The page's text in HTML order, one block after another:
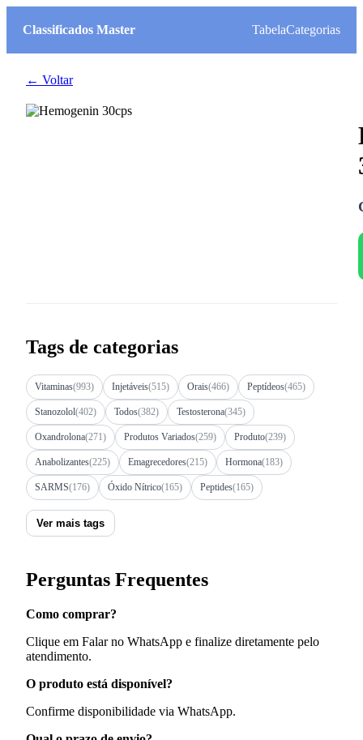
Classificados Master TabelaCategorias
← Voltar
Tags de categorias
Vitaminas(993) Injetáveis(515) Orais(466) Peptídeos(465)
Stanozolol(402) Todos(382) Testosterona(345)
Oxandrolona(271) Produtos Variados(259) Produto(239)
Anabolizantes(225) Emagrecedores(215) Hormona(183)
SARMS(176) Óxido Nítrico(165) Peptides(165)
Ver mais tags
Perguntas Frequentes
Como comprar?
Clique em Falar no WhatsApp e finalize diretamente pelo
atendimento.
O produto está disponível?
Confirme disponibilidade via WhatsApp.